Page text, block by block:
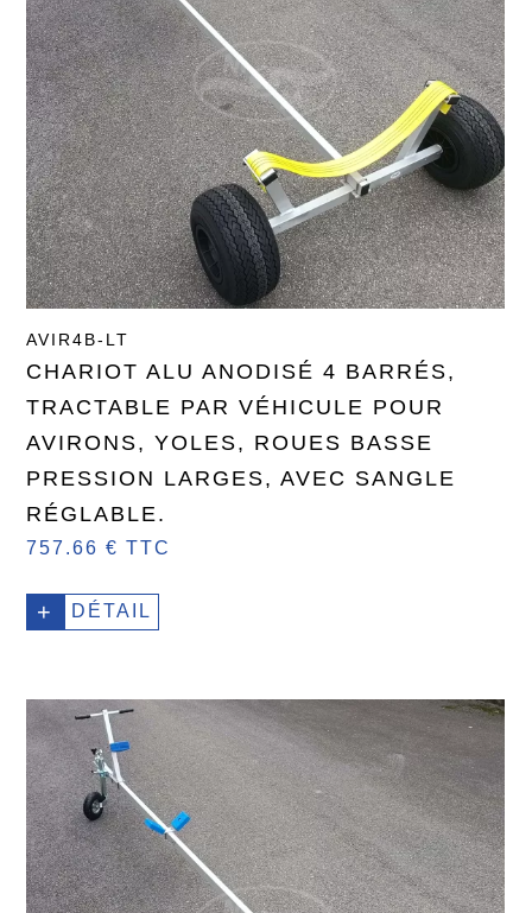
AVIR4B-LT
CHARIOT ALU ANODISÉ 4 BARRÉS,
TRACTABLE PAR VÉHICULE POUR
AVIRONS, YOLES, ROUES BASSE
PRESSION LARGES, AVEC SANGLE
RÉGLABLE.
757.66 € TTC
+ DÉTAIL